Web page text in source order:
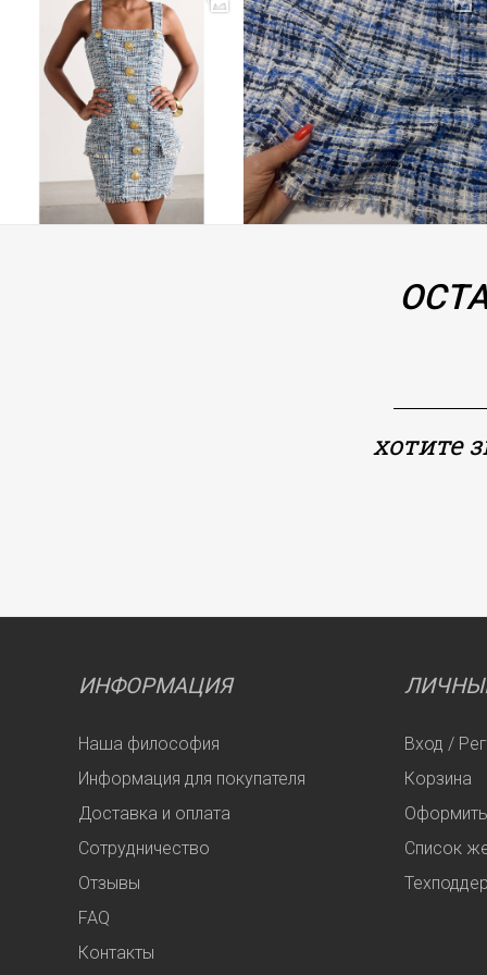
хотите
ИНФОРМАЦИЯ
Наша философия
Информация для покупателя
Доставка и оплата
Сотрудничество
Отзывы
FAQ
Контакты
Вход /
Корзина
Список